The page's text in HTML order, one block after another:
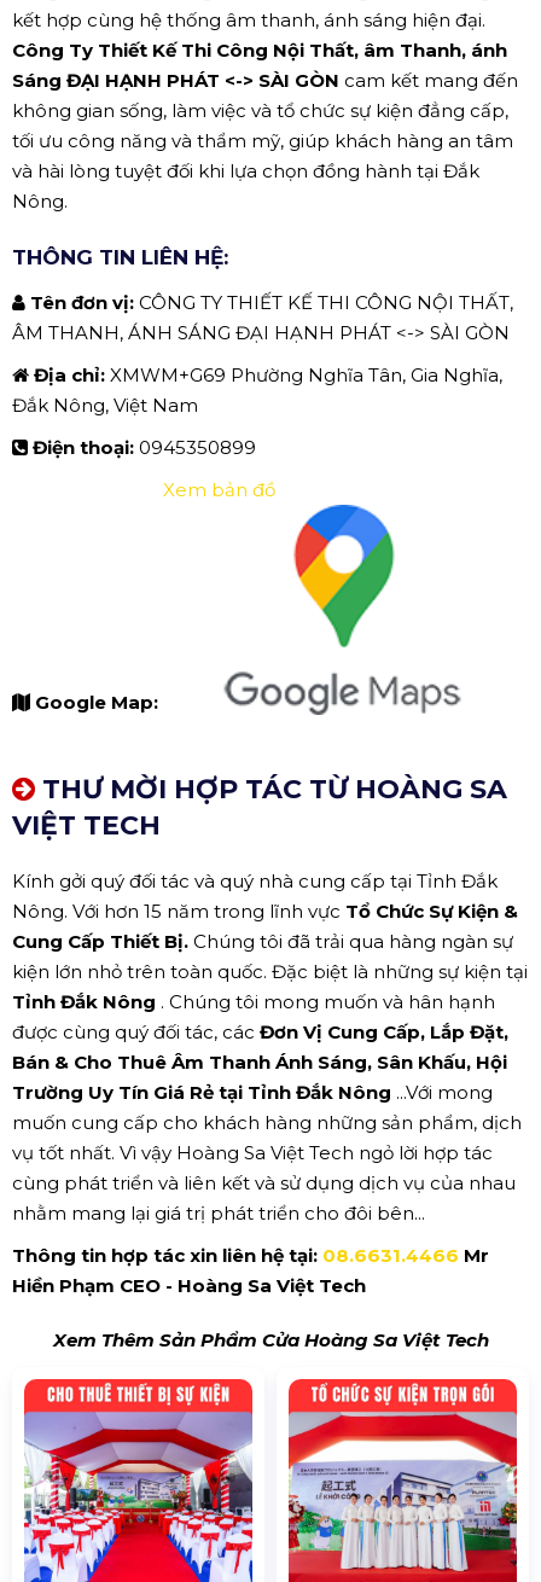
kết hợp cùng hệ thống âm thanh, ánh sáng hiện đại.
Công Ty Thiết Kế Thi Công Nội Thất, âm Thanh, ánh
Sáng ĐẠI HẠNH PHÁT <-> SÀI GÒN cam kết mang đến
không gian sống, làm việc và tổ chức sự kiện đẳng cấp,
tối ưu công năng và thẩm mỹ, giúp khách hàng an tâm
và hài lòng tuyệt đối khi lựa chọn đồng hành tại Đắk
Nông.
THÔNG TIN LIÊN HỆ:
Tên đơn vị: CÔNG TY THIẾT KẾ THI CÔNG NỘI THẤT,
ÂM THANH, ÁNH SÁNG ĐẠI HẠNH PHÁT <-> SÀI GÒN
Địa chỉ: XMWM+G69 Phường Nghĩa Tân, Gia Nghĩa,
Đắk Nông, Việt Nam
Điện thoại: 0945350899
Google Map:
Xem bản đồ
THƯ MỜI HỢP TÁC TỪ HOÀNG SA
VIỆT TECH
Kính gởi quý đối tác và quý nhà cung cấp tại Tỉnh Đắk
Nông. Với hơn 15 năm trong lĩnh vực Tổ Chức Sự Kiện &
Cung Cấp Thiết Bị. Chúng tôi đã trải qua hàng ngàn sự
kiện lớn nhỏ trên toàn quốc. Đặc biệt là những sự kiện tại
Tỉnh Đắk Nông . Chúng tôi mong muốn và hân hạnh
được cùng quý đối tác, các Đơn Vị Cung Cấp, Lắp Đặt,
Bán & Cho Thuê Âm Thanh Ánh Sáng, Sân Khấu, Hội
Trường Uy Tín Giá Rẻ tại Tỉnh Đắk Nông ...Với mong
muốn cung cấp cho khách hàng những sản phẩm, dịch
vụ tốt nhất. Vì vậy Hoàng Sa Việt Tech ngỏ lời hợp tác
cùng phát triển và liên kết và sử dụng dịch vụ của nhau
nhằm mang lại giá trị phát triển cho đôi bên...
Thông tin hợp tác xin liên hệ tại: 08.6631.4466 Mr
Hiền Phạm CEO - Hoàng Sa Việt Tech
Xem Thêm Sản Phẩm Cửa Hoàng Sa Việt Tech